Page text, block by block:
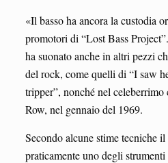
«Il basso ha ancora la custodia
promotori di “Lost Bass
ha suonato anche in altri pezzi
del rock, come quelli di “I saw
tripper”, nonché nel
Row, nel gennaio del 1969.
Secondo alcune stime tecniche il
praticamente uno degli